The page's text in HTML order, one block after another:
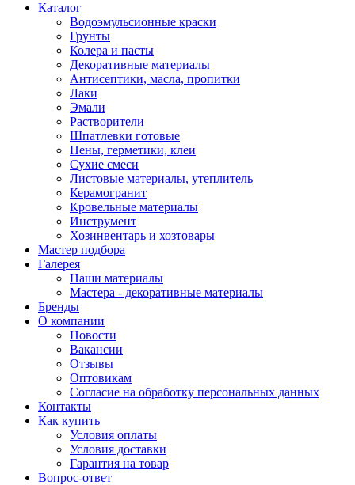
Каталог
Водоэмульсионные краски
Грунты
Колера и пасты
Декоративные материалы
Антисептики, масла, пропитки
Лаки
Эмали
Растворители
Шпатлевки готовые
Пены, герметики, клеи
Сухие смеси
Листовые материалы, утеплитель
Керамогранит
Кровельные материалы
Инструмент
Хозинвентарь и хозтовары
Мастер подбора
Галерея
Наши материалы
Мастера - декоративные материалы
Бренды
О компании
Новости
Вакансии
Отзывы
Оптовикам
Cогласие на обработку персональных данных
Контакты
Как купить
Условия оплаты
Условия доставки
Гарантия на товар
Вопрос-ответ